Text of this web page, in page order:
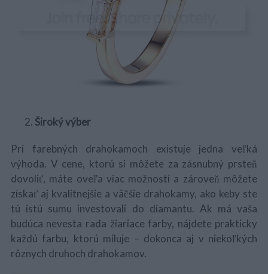
Široký výber
Pri farebných drahokamoch existuje jedna veľká
výhoda. V cene, ktorú si môžete za zásnubný prsteň
dovoliť, máte oveľa viac možností a zároveň môžete
získať aj kvalitnejšie a väčšie drahokamy, ako keby ste
tú istú sumu investovali do diamantu. Ak má vaša
budúca nevesta rada žiariace farby, nájdete prakticky
každú farbu, ktorú miluje – dokonca aj v niekoľkých
rôznych druhoch drahokamov.